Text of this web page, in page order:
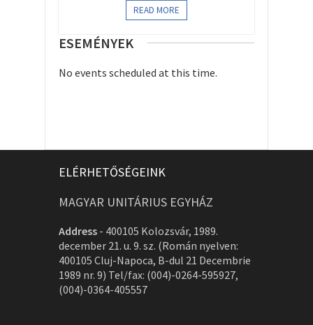
READ MORE
ESEMÉNYEK
No events scheduled at this time.
ELÉRHETŐSÉGEINK
MAGYAR UNITÁRIUS EGYHÁZ
Address - 400105 Kolozsvár, 1989.
december 21. u. 9. sz. (Román nyelven:
400105 Cluj-Napoca, B-dul 21 Decembrie
1989 nr. 9) Tel/fax: (004)-0264-595927,
(004)-0364-405557